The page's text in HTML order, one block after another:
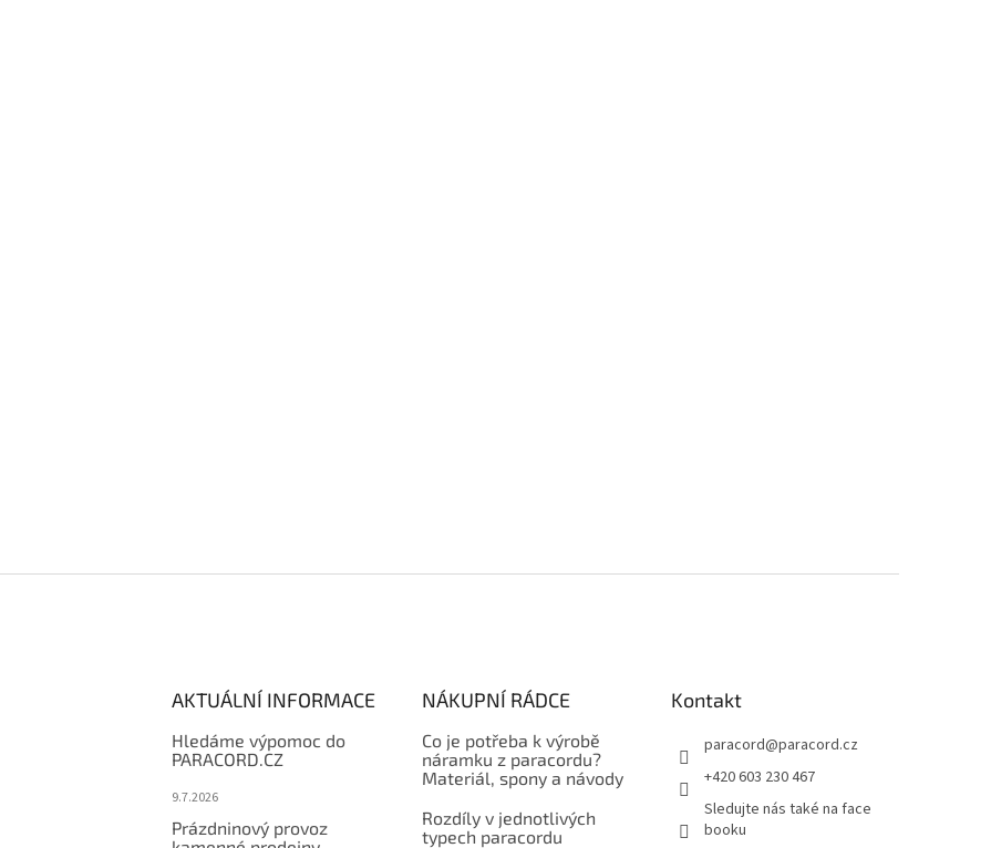
AKTUÁLNÍ INFORMACE
Hledáme výpomoc do
PARACORD.CZ
9.7.2026
Prázdninový provoz
NÁKUPNÍ RÁDCE
Co je potřeba k výrobě
náramku z paracordu?
Materiál, spony a návody
Rozdíly v jednotlivých
typech paracordu
Kontakt
paracord@paracord.cz
+420 603 230 467
Sledujte nás také na face
booku